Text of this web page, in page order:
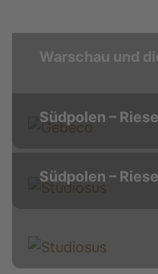
Warschau und
Südpolen –
Südpolen –